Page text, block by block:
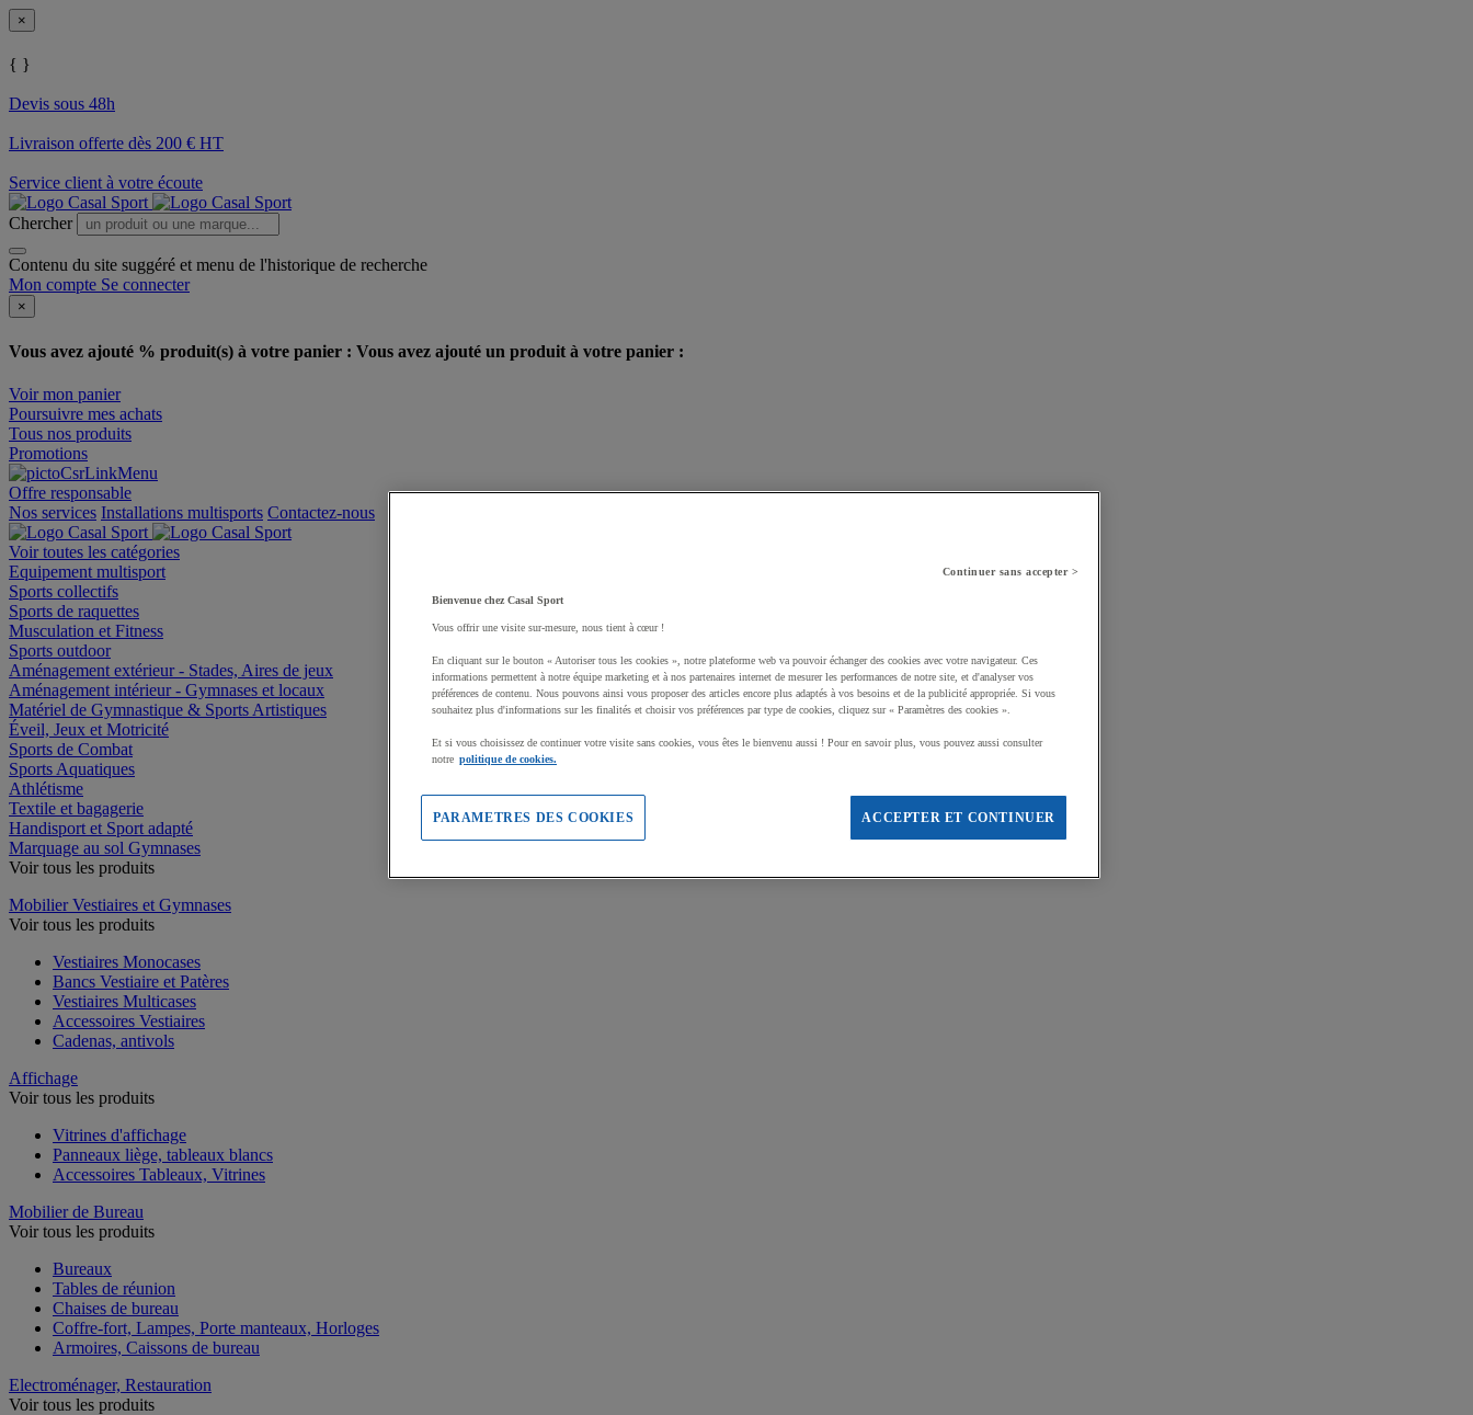
×
{ }
Devis sous 48h
Livraison offerte dès 200 € HT
Service client à votre écoute
Chercher
Contenu du site suggéré et menu de l'historique de recherche
Mon compte Se connecter
×
Vous avez ajouté % produit(s) à votre panier : Vous avez ajouté un produit à votre panier :
Voir mon panier
Poursuivre mes achats
Tous nos produits
Promotions
Offre responsable
Nos services Installations multisports Contactez-nous
Voir toutes les catégories
Equipement multisport
Sports collectifs
Sports de raquettes
Musculation et Fitness
Sports outdoor
Aménagement extérieur - Stades, Aires de jeux
Aménagement intérieur - Gymnases et locaux
Matériel de Gymnastique & Sports Artistiques
Éveil, Jeux et Motricité
Sports de Combat
Sports Aquatiques
Athlétisme
Textile et bagagerie
Handisport et Sport adapté
Marquage au sol Gymnases
Voir tous les produits
Mobilier Vestiaires et Gymnases
Voir tous les produits
Vestiaires Monocases
Bancs Vestiaire et Patères
Vestiaires Multicases
Accessoires Vestiaires
Cadenas, antivols
Affichage
Voir tous les produits
Vitrines d'affichage
Panneaux liège, tableaux blancs
Accessoires Tableaux, Vitrines
Mobilier de Bureau
Voir tous les produits
Bureaux
Tables de réunion
Chaises de bureau
Coffre-fort, Lampes, Porte manteaux, Horloges
Armoires, Caissons de bureau
Electroménager, Restauration
Voir tous les produits
Continuer sans accepter >
Bienvenue chez Casal Sport
Vous offrir une visite sur-mesure, nous tient à cœur !
En cliquant sur le bouton « Autoriser tous les cookies », notre plateforme web va pouvoir échanger des cookies avec votre navigateur. Ces
informations permettent à notre équipe marketing et à nos partenaires internet de mesurer les performances de notre site, et d'analyser vos
préférences de contenu. Nous pouvons ainsi vous proposer des articles encore plus adaptés à vos besoins et de la publicité appropriée. Si vous
souhaitez plus d'informations sur les finalités et choisir vos préférences par type de cookies, cliquez sur « Paramètres des cookies ».
Et si vous choisissez de continuer votre visite sans cookies, vous êtes le bienvenu aussi ! Pour en savoir plus, vous pouvez aussi consulter
notre politique de cookies.
ACCEPTER ET CONTINUER
PARAMETRES DES COOKIES